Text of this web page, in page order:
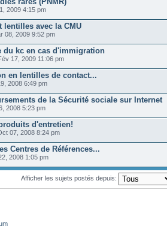
2009 4:15 pm
lentilles avec la CMU
08, 2009 9:52 pm
du kc en cas d'immigration
17, 2009 11:06 pm
en lentilles de contact...
2008 6:49 pm
de la Sécurité sociale sur Internet
2008 5:23 pm
d'entretien!
07, 2008 8:24 pm
Centres de Références...
2008 1:05 pm
Afficher les sujets postés depuis: